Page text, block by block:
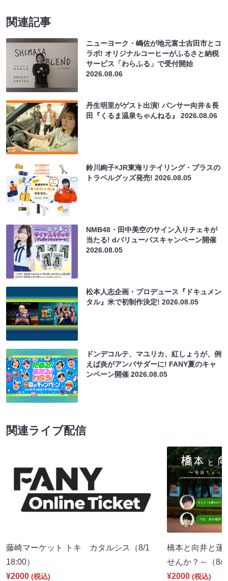
関連記事
ニューヨーク・嶋佐が地元富士吉田市とコ
ラボ! オリジナルコーヒーがふるさと納税
サービス「わらふる」で受付開始
2026.08.06
丹生明里がゲスト出演! パンサー向井＆長
田『くるま温泉ちゃんねる』2026.08.06
鈴川絢子×JR東海リテイリング・プラスの
トラベルグッズ発売!2026.08.05
NMB48・田中美空のサイン入りチェキが
当たる! dバリューパスキャンペーン開催
2026.08.05
松本人志企画・プロデュース『ドキュメン
タル』米で初制作決定!2026.08.05
ドンデコルテ、マユリカ、紅しょうが、例
えば炎がアンバサダーに! FANY夏のキャ
ンペーン開催2026.08.05
関連ライブ配信
藤崎マーケット トキ カタルシス（8/1
18:00）
¥2000 (税込)
橋本と向井と蓮
せんか？～（
¥2000 (税込)